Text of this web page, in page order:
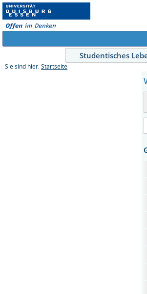
Studentisches
Sie sind hier: Startseite